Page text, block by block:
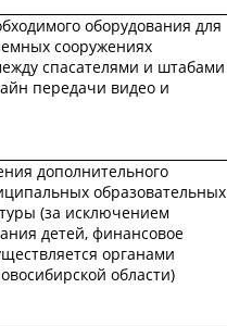
оборудования для
сооружениях
спасателями и штабами
передачи видео и
дополнительного
образовательных
(за исключением
детей, финансовое
органами
области)